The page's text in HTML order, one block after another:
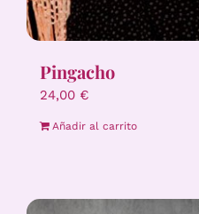
Pingacho
24,00 €
Añadir al carrito